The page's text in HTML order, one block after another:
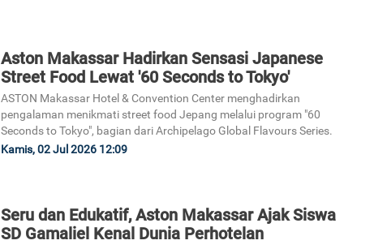
Aston Makassar Hadirkan Sensasi Japanese
Street Food Lewat '60 Seconds to Tokyo'
ASTON Makassar Hotel & Convention Center menghadirkan
pengalaman menikmati street food Jepang melalui program "60
Seconds to Tokyo", bagian dari Archipelago Global Flavours Series.
Kamis, 02 Jul 2026 12:09
Seru dan Edukatif, Aston Makassar Ajak Siswa
SD Gamaliel Kenal Dunia Perhotelan